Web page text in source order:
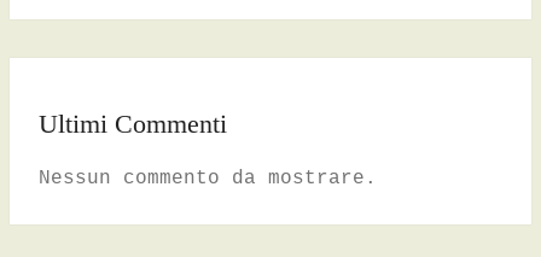
Ultimi Commenti
Nessun commento da mostrare.